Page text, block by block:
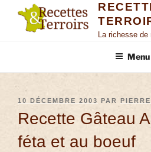
La richesse de
Menu
10 DÉCEMBRE 2003 PAR
Recette Gâteau
féta et au boeuf